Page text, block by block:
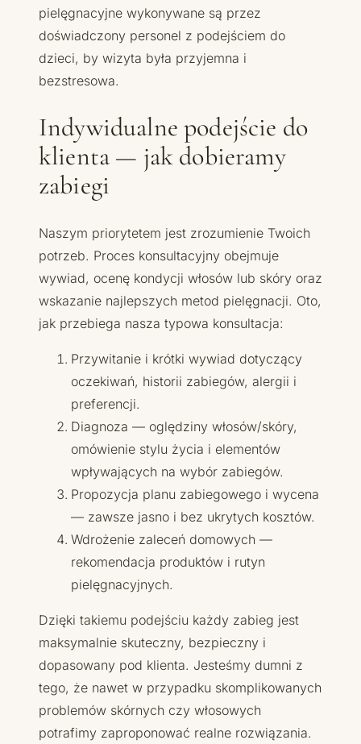
pielęgnacyjne wykonywane są przez
doświadczony personel z podejściem do
dzieci, by wizyta była przyjemna i
bezstresowa.
Indywidualne podejście do
klienta — jak dobieramy
zabiegi
Naszym priorytetem jest zrozumienie Twoich
potrzeb. Proces konsultacyjny obejmuje
wywiad, ocenę kondycji włosów lub skóry oraz
wskazanie najlepszych metod pielęgnacji. Oto,
jak przebiega nasza typowa konsultacja:
Przywitanie i krótki wywiad dotyczący
oczekiwań, historii zabiegów, alergii i
preferencji.
Diagnoza — oględziny włosów/skóry,
omówienie stylu życia i elementów
wpływających na wybór zabiegów.
Propozycja planu zabiegowego i wycena
— zawsze jasno i bez ukrytych kosztów.
Wdrożenie zaleceń domowych —
rekomendacja produktów i rutyn
pielęgnacyjnych.
Dzięki takiemu podejściu każdy zabieg jest
maksymalnie skuteczny, bezpieczny i
dopasowany pod klienta. Jesteśmy dumni z
tego, że nawet w przypadku skomplikowanych
problemów skórnych czy włosowych
potrafimy zaproponować realne rozwiązania.